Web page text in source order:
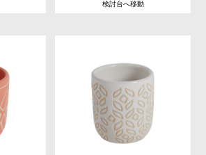
検討台へ移動